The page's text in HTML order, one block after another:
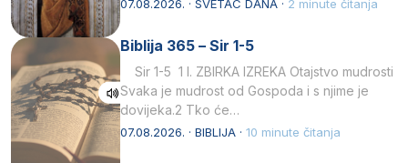
07.08.2026. · SVETAC DANA · 2 minute čitanja
Biblija 365 – Sir 1-5
Sir 1-5 1 I. ZBIRKA IZREKA Otajstvo mudrosti
Svaka je mudrost od Gospoda i s njime je
dovijeka.2 Tko će…
07.08.2026. · BIBLIJA · 10 minute čitanja